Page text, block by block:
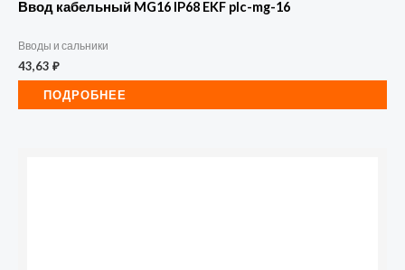
Ввод кабельный MG16 IP68 EKF plc-mg-16
Вводы и сальники
43,63 ₽
ПОДРОБНЕЕ